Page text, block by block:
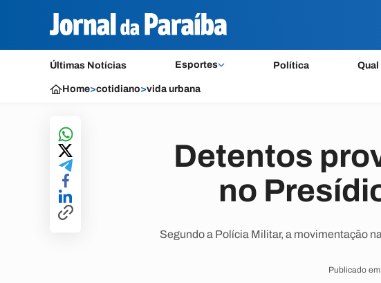
Últimas Notícias Esportes Política Qual
Home>cotidiano>vida urbana
Detentos
no
Segundo a Polícia Militar, a movimentação
Publicado